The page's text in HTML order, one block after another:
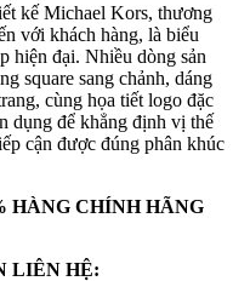
kế Michael Kors, thương
với khách hàng, là biểu
hiện đại. Nhiều dòng sản
square sang chảnh, dáng
cùng họa tiết logo đặc
dụng để khẳng định vị thế
cận được đúng phân khúc
HÀNG CHÍNH HÃNG
LIÊN HỆ: